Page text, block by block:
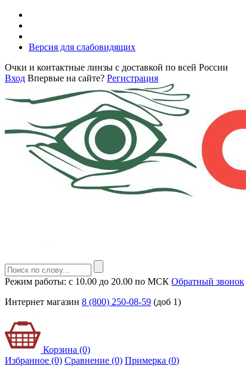
Версия для слабовидящих
Очки и контактные линзы с доставкой по всей России
Вход Впервые на сайте? Регистрация
Режим работы: с 10.00 до 20.00 по МСК Обратный звонок
Интернет магазин 8 (800) 250-08-59 (доб 1)
Корзина (0)
Избранное (0) Сравнение (0) Примерка (0)